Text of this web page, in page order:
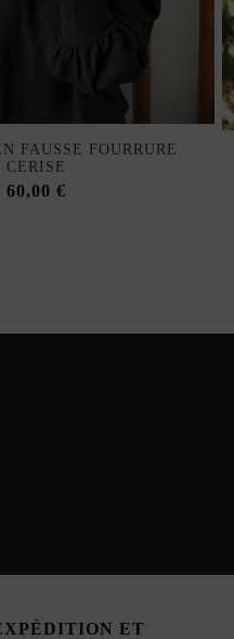
FAUSSE FOURRURE
CERISE
60,00 €
ET